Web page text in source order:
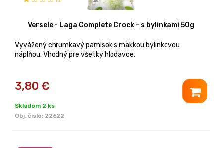
Versele - Laga Complete Crock - s bylinkami 50g
Vyvážený chrumkavý pamlsok s mäkkou bylinkovou
náplňou. Vhodný pre všetky hlodavce.
3,80 €
Skladom 2 ks
Obj. čislo: 22622